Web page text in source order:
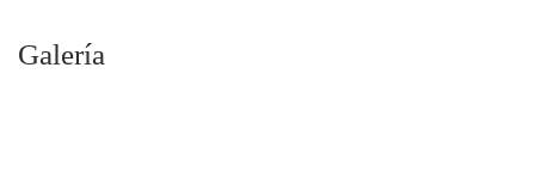
Galería